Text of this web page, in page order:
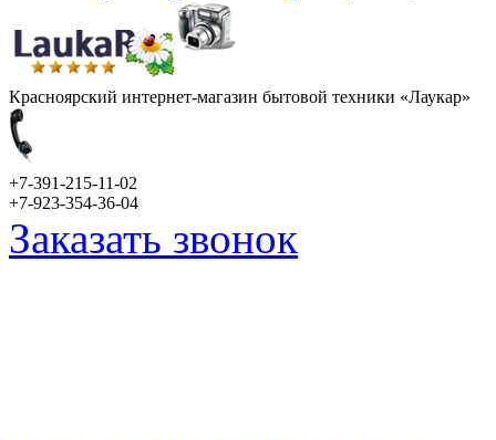
Красноярский интернет-магазин бытовой техники «Лаукар»
+7-391-215-11-02
+7-923-354-36-04
Заказать звонок